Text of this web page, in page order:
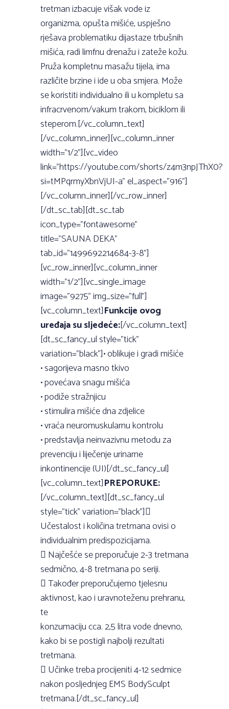
tretman izbacuje višak vode iz
organizma, opušta mišiće, uspješno
rješava problematiku dijastaze trbušnih
mišića, radi limfnu drenažu i zateže kožu.
Pruža kompletnu masažu tijela, ima
različite brzine i ide u oba smjera. Može
se koristiti individualno ili u kompletu sa
infracrvenom/vakum trakom, biciklom ili
steperom.[/vc_column_text]
[/vc_column_inner][vc_column_inner
width=”1/2”][vc_video
link=”https://youtube.com/shorts/z4m3npJThX0?
si=tMPqrmyXbnVjUI-a” el_aspect=”916”]
[/vc_column_inner][/vc_row_inner]
[/dt_sc_tab][dt_sc_tab
icon_type=”fontawesome”
title=”SAUNA DEKA”
tab_id=”1499692214684-3-8”]
[vc_row_inner][vc_column_inner
width=”1/2”][vc_single_image
image=”9275” img_size=”full”]
[vc_column_text]Funkcije ovog
uređaja su sljedeće:[/vc_column_text]
[dt_sc_fancy_ul style=”tick”
variation=”black”]• oblikuje i gradi mišiće
• sagorijeva masno tkivo
• povećava snagu mišića
• podiže stražnjicu
• stimulira mišiće dna zdjelice
• vraća neuromuskularnu kontrolu
• predstavlja neinvazivnu metodu za
prevenciju i liječenje urinarne
inkontinencije (UI)[/dt_sc_fancy_ul]
[vc_column_text]PREPORUKE:
[/vc_column_text][dt_sc_fancy_ul
style=”tick” variation=”black”]
Učestalost i količina tretmana ovisi o
individualnim predispozicijama.
 Najčešće se preporučuje 2-3 tretmana
sedmično, 4-8 tretmana po seriji.
 Također preporučujemo tjelesnu
aktivnost, kao i uravnoteženu prehranu,
te
konzumaciju cca. 2,5 litra vode dnevno,
kako bi se postigli najbolji rezultati
tretmana.
 Učinke treba procijeniti 4-12 sedmice
nakon posljednjeg EMS BodySculpt
tretmana.[/dt_sc_fancy_ul]